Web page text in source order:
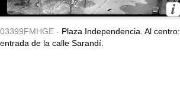
03399FMHGE - Plaza Independencia. Al centro:
entrada de la calle Sarandí.